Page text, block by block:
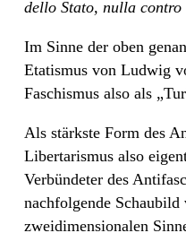
dello Stato, nulla
Im Sinne der oben
Etatismus von Ludwig
Faschismus also als
Als stärkste Form des
Libertarismus also
Verbündeter des
nachfolgende
zweidimensionalen